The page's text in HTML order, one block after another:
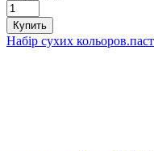
Купить
Набір сухих